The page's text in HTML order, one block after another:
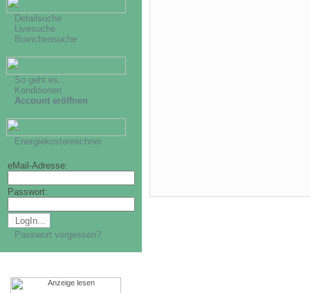
Detailsuche
Livesuche
Branchensuche
So geht es...
Konditionen
Account eröffnen
Energiekostenrechner
eMail-Adresse:
Passwort:
Passwort vergessen?